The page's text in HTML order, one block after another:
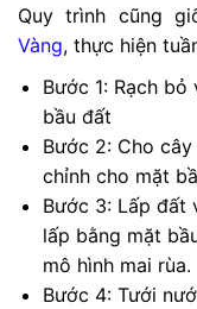
Quy trình cũng
Vàng, thực hiện
Bước 1: Rạch
bầu đất
Bước 2: Cho
chỉnh cho mặt
Bước 3: Lấp đất
lấp bằng mặt
mô hình mai rùa.
Bước 4: Tưới